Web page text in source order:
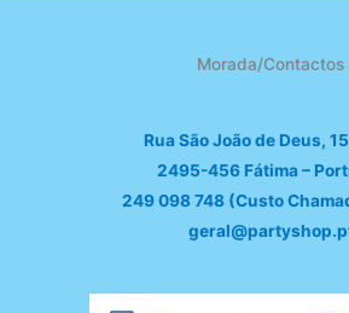
Morada/Contactos
Rua São João de Deus,
2495-456 Fátima –
249 098 748 (Custo